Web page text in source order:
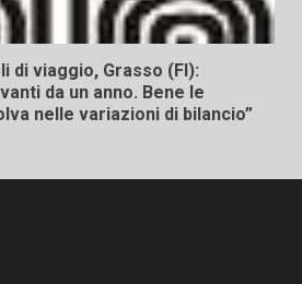
di viaggio, Grasso (FI):
da un anno. Bene le
nelle variazioni di bilancio”